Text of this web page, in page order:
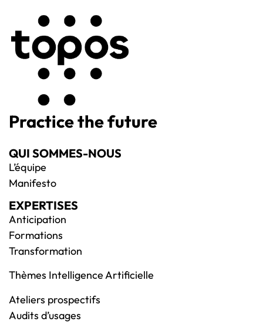
Practice the future
QUI SOMMES-NOUS
L’équipe
Manifesto
EXPERTISES
Anticipation
Formations
Transformation
Thèmes Intelligence Artificielle
Ateliers prospectifs
Audits d’usages